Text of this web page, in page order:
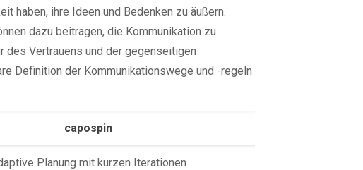
haben, ihre Ideen und Bedenken zu äußern.
dazu beitragen, die Kommunikation zu
des Vertrauens und der gegenseitigen
Definition der Kommunikationswege und -regeln
capospin
Planung mit kurzen Iterationen